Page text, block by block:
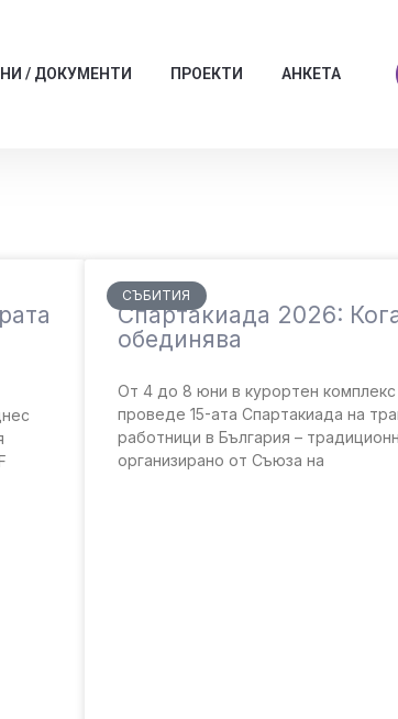
/ ДОКУМЕНТИ ПРОЕКТИ АНКЕТА
СЪБИТИЯ
Спартакиада 2026:
обединява
От 4 до 8 юни в курортен
проведе 15-ата Спартакиада на
работници в България –
организирано от Съюза на